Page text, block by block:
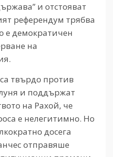
и отстояват
референдум трябва
е демократичен
на
твърдо против
и поддържат
на Рахой, че
е нелегитимно. Но
досега
отправяше